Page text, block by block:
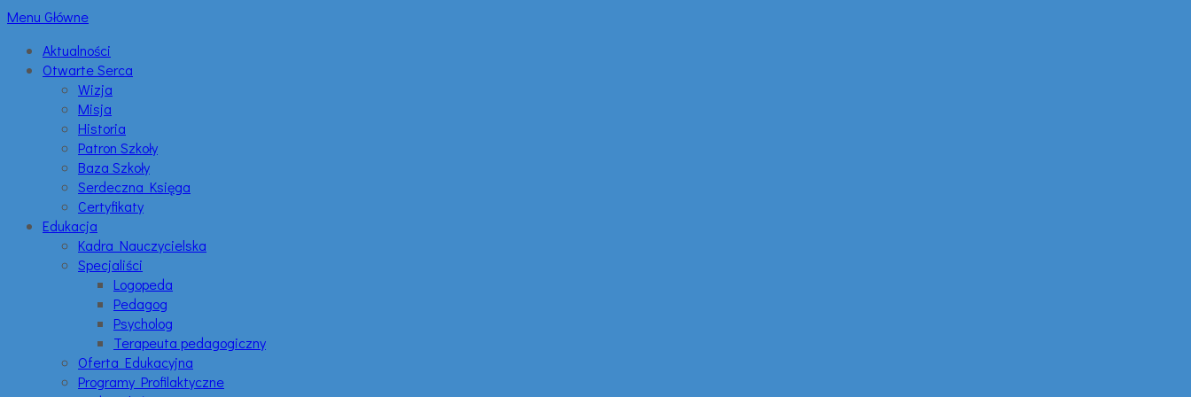
Menu Główne
Aktualności
Otwarte Serca
Wizja
Misja
Historia
Patron Szkoły
Baza Szkoły
Serdeczna Księga
Certyfikaty
Edukacja
Kadra Nauczycielska
Specjaliści
Logopeda
Pedagog
Psycholog
Terapeuta pedagogiczny
Oferta Edukacyjna
Programy Profilaktyczne